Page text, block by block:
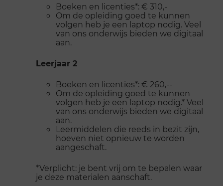
Boeken en licenties*: € 310,-
Om de opleiding goed te kunnen
volgen heb je een laptop nodig. Veel
van ons onderwijs bieden we digitaal
aan.
Leerjaar 2
Boeken en licenties*: € 260,--
Om de opleiding goed te kunnen
volgen heb je een laptop nodig.* Veel
van ons onderwijs bieden we digitaal
aan.
Leermiddelen die reeds in bezit zijn,
hoeven niet opnieuw te worden
aangeschaft.
*Verplicht: je bent vrij om te bepalen waar
je deze materialen aanschaft.